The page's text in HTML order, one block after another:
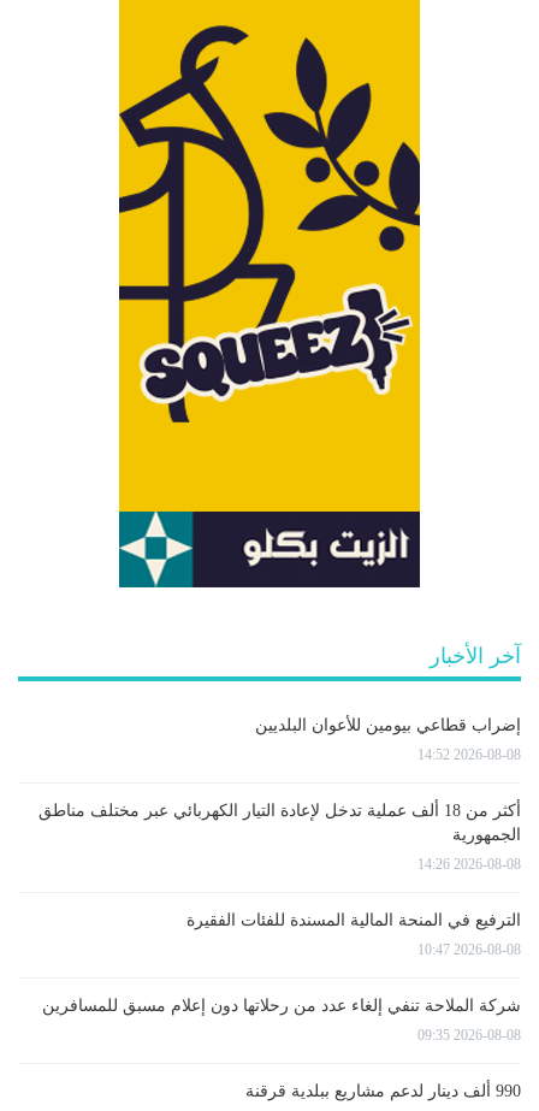
آخر الأخبار
إضراب قطاعي بيومين للأعوان البلديين
2026-08-08 14:52
أكثر من 18 ألف عملية تدخل لإعادة التيار الكهربائي عبر مختلف مناطق
الجمهورية
2026-08-08 14:26
الترفيع في المنحة المالية المسندة للفئات الفقيرة
2026-08-08 10:47
شركة الملاحة تنفي إلغاء عدد من رحلاتها دون إعلام مسبق للمسافرين
2026-08-08 09:35
990 ألف دينار لدعم مشاريع ببلدية قرقنة